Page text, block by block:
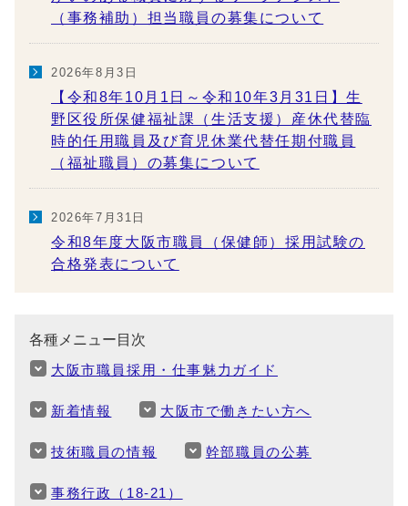
（事務補助）担当職員の募集について
2026年8月3日
【令和8年10月1日～令和10年3月31日】生
野区役所保健福祉課（生活支援）産休代替臨
時的任用職員及び育児休業代替任期付職員
（福祉職員）の募集について
2026年7月31日
令和8年度大阪市職員（保健師）採用試験の
合格発表について
各種メニュー目次
大阪市職員採用・仕事魅力ガイド
新着情報 大阪市で働きたい方へ
技術職員の情報 幹部職員の公募
事務行政（18-21）